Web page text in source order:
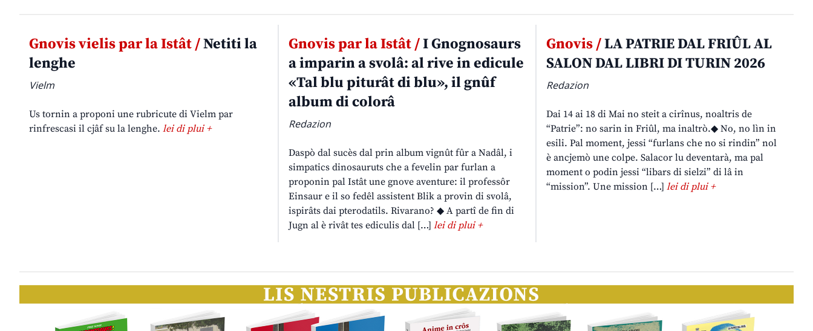
Gnovis vielis par la Istât /Netiti la
lenghe
Vielm
Us tornin a proponi une rubricute di Vielm par
rinfrescasi il cjâf su la lenghe. lei di plui +
Gnovis par la Istât /I Gnognosaurs
a imparin a svolâ: al rive in edicule
«Tal blu piturât di blu», il gnûf
album di colorâ
Redazion
Daspò dal sucès dal prin album vignût fûr a Nadâl, i
simpatics dinosauruts che a fevelin par furlan a
proponin pal Istât une gnove aventure: il professôr
Einsaur e il so fedêl assistent Blik a provin di svolâ,
ispirâts dai pterodatils. Rivarano? ◆ A partî de fin di
Jugn al è rivât tes ediculis dal […] lei di plui +
Gnovis /LA PATRIE DAL FRIÛL AL
SALON DAL LIBRI DI TURIN 2026
Redazion
Dai 14 ai 18 di Mai no steit a cirînus, noaltris de
“Patrie”: no sarin in Friûl, ma inaltrò.◆ No, no lìn in
esili. Pal moment, jessi “furlans che no si rindin” nol
è ancjemò une colpe. Salacor lu deventarà, ma pal
moment o podin jessi “libars di sielzi” di lâ in
“mission”. Une mission […]lei di plui +